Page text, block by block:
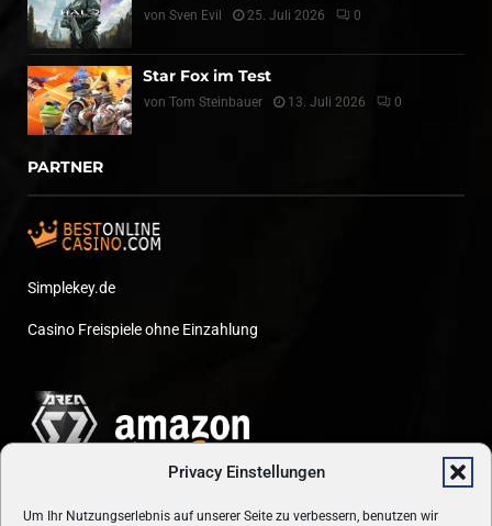
Privacy Einstellungen
Um Ihr Nutzungserlebnis auf unserer Seite zu verbessern, benutzen wir
von Sven Evil 25. Juli 2026 0
Star Fox im Test
von Tom Steinbauer 13. Juli 2026 0
PARTNER
Simplekey.de
Casino Freispiele ohne Einzahlung